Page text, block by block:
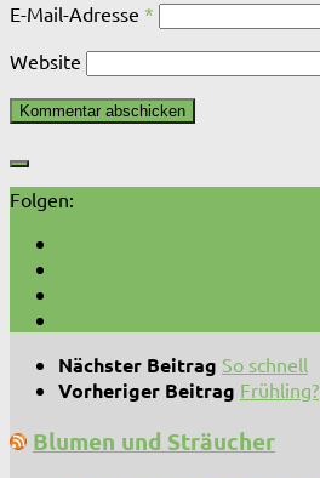
E-Mail-Adresse *
Website
Folgen:
Nächster Beitrag So schnell
Vorheriger Beitrag Frühling?
Blumen und Sträucher